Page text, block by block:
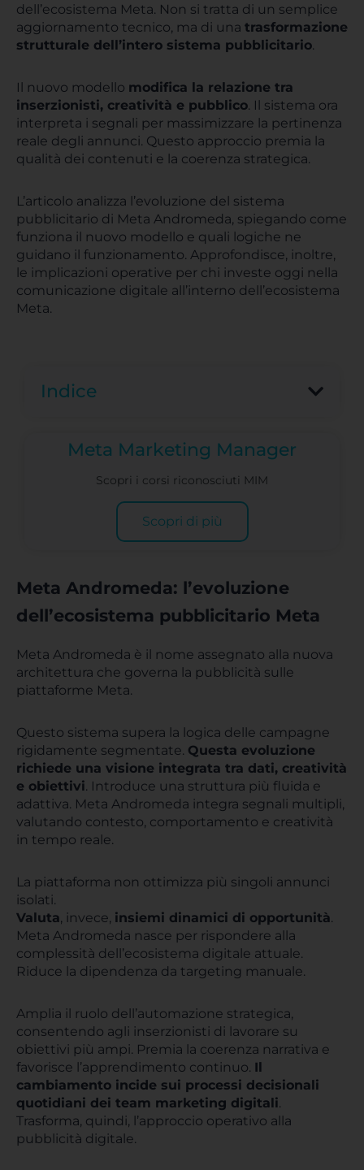
dell’ecosistema Meta. Non si tratta di un semplice
aggiornamento tecnico, ma di una trasformazione
strutturale dell’intero sistema pubblicitario.
Il nuovo modello modifica la relazione tra
inserzionisti, creatività e pubblico. Il sistema ora
interpreta i segnali per massimizzare la pertinenza
reale degli annunci. Questo approccio premia la
qualità dei contenuti e la coerenza strategica.
L’articolo analizza l’evoluzione del sistema
pubblicitario di Meta Andromeda, spiegando come
funziona il nuovo modello e quali logiche ne
guidano il funzionamento. Approfondisce, inoltre,
le implicazioni operative per chi investe oggi nella
comunicazione digitale all’interno dell’ecosistema
Meta.
Indice
Meta Marketing Manager
Scopri i corsi riconosciuti MIM
Scopri di più
Meta Andromeda: l’evoluzione
dell’ecosistema pubblicitario Meta
Meta Andromeda è il nome assegnato alla nuova
architettura che governa la pubblicità sulle
piattaforme Meta.
Questo sistema supera la logica delle campagne
rigidamente segmentate. Questa evoluzione
richiede una visione integrata tra dati, creatività
e obiettivi. Introduce una struttura più fluida e
adattiva. Meta Andromeda integra segnali multipli,
valutando contesto, comportamento e creatività
in tempo reale.
La piattaforma non ottimizza più singoli annunci
isolati.
Valuta, invece, insiemi dinamici di opportunità.
Meta Andromeda nasce per rispondere alla
complessità dell’ecosistema digitale attuale.
Riduce la dipendenza da targeting manuale.
Amplia il ruolo dell’automazione strategica,
consentendo agli inserzionisti di lavorare su
obiettivi più ampi. Premia la coerenza narrativa e
favorisce l’apprendimento continuo. Il
cambiamento incide sui processi decisionali
quotidiani dei team marketing digitali.
Trasforma, quindi, l’approccio operativo alla
pubblicità digitale.